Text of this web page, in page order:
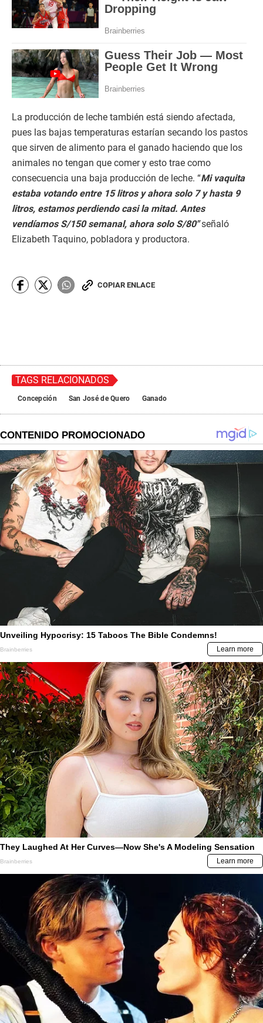
La producción de leche también está siendo afectada,
pues las bajas temperaturas estarían secando los pastos
que sirven de alimento para el ganado haciendo que los
animales no tengan que comer y esto trae como
consecuencia una baja producción de leche. “Mi vaquita
estaba votando entre 15 litros y ahora solo 7 y hasta 9
litros, estamos perdiendo casi la mitad. Antes
vendíamos S/150 semanal, ahora solo S/80″señaló
Elizabeth Taquino, pobladora y productora.
COPIAR ENLACE
TAGS RELACIONADOS
Concepción San José de Quero Ganado